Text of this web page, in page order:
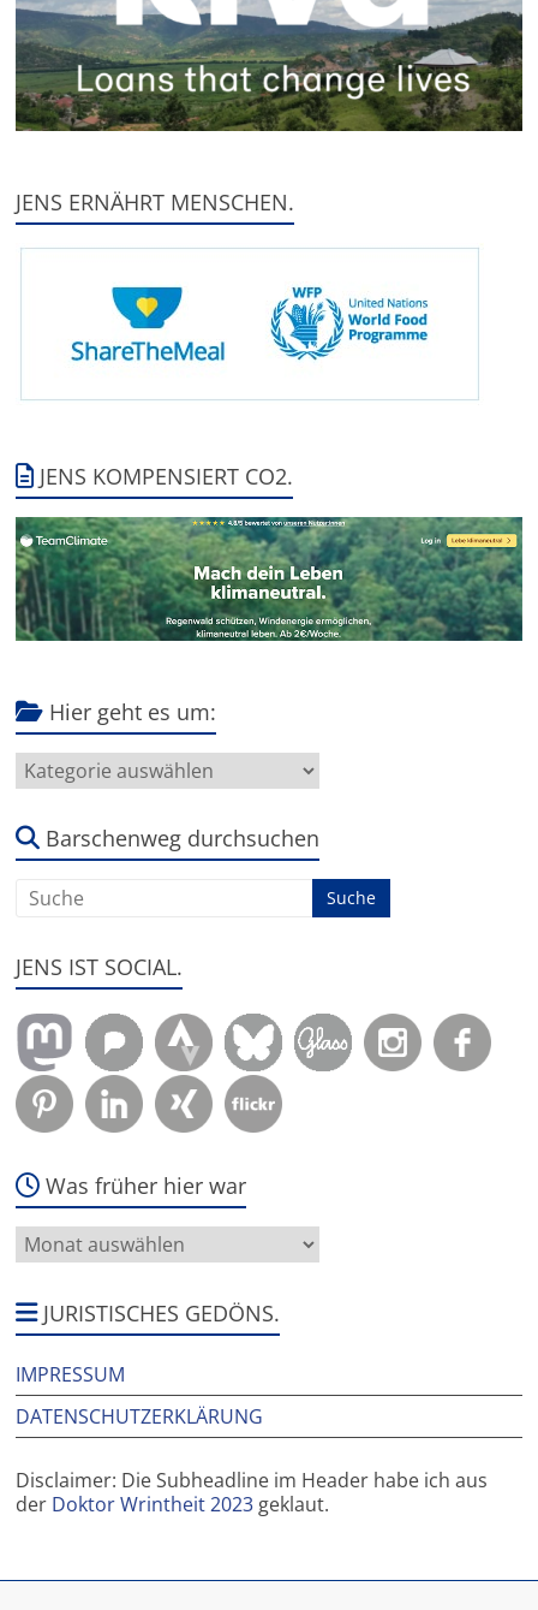
JENS ERNÄHRT MENSCHEN.
JENS KOMPENSIERT CO2.
Hier geht es um:
Hier
geht
um:Barschenweg durchsuchen
JENS IST SOCIAL.
Was früher hier war
Was
früher
warJURISTISCHES GEDÖNS.
IMPRESSUM
DATENSCHUTZERKLÄRUNG
Disclaimer: Die Subheadline im Header habe ich aus
der Doktor Wrintheit 2023 geklaut.